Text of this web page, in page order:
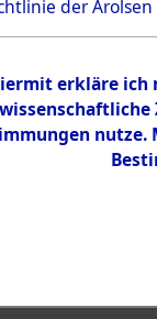
der Arolsen
erkläre ich